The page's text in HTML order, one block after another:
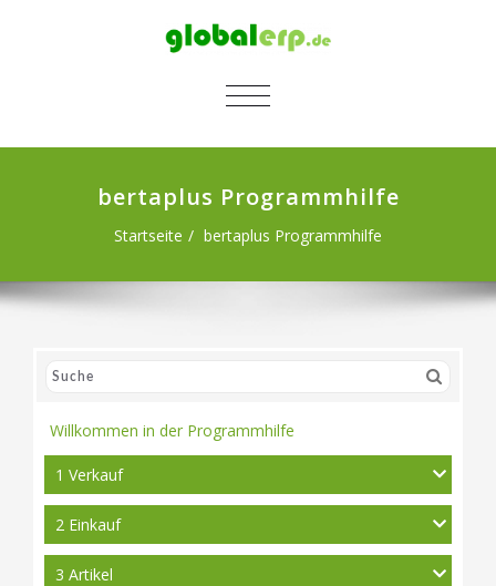
SCHALTE NAVIGATION
bertaplus Programmhilfe
Startseite bertaplus Programmhilfe
Willkommen in der Programmhilfe
1 Verkauf
2 Einkauf
3 Artikel